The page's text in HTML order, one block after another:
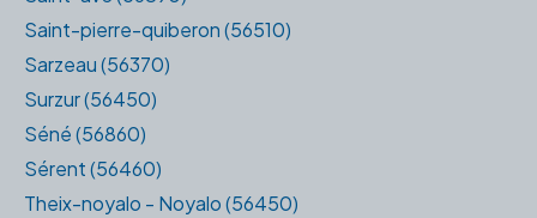
Saint-pierre-quiberon (56510)
Sarzeau (56370)
Surzur (56450)
Séné (56860)
Sérent (56460)
Theix-noyalo - Noyalo (56450)